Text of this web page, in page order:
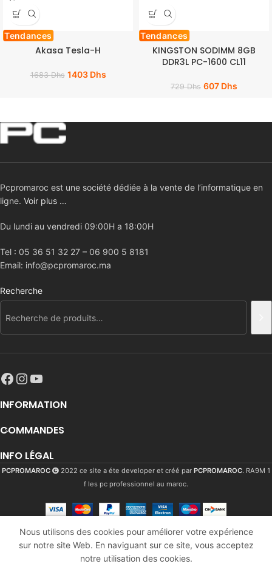
Tendances
Akasa Tesla-H
1683Dhs 1403 Dhs
Tendances
KINGSTON SODIMM 8GB
DDR3L PC-1600 CL11
729Dhs 607 Dhs
Pcpromaroc est une société dédiée à la vente de l’informatique en
ligne. Voir plus …
Du lundi au vendredi 09:00H a 18:00H
Tel : 05 36 51 32 27 – 06 900 5 8181
Email: info@pcpromaroc.ma
Recherche
INFORMATION
COMMANDES
INFO LÉGAL
PCPROMAROC 2022 ce site a éte developer et créé par PCPROMAROC. RA9M 1
f les pc professionnel au maroc.
Nous utilisons des cookies pour améliorer votre expérience
sur notre site Web. En naviguant sur ce site, vous acceptez
notre utilisation des cookies.
Seasonic
G12 GC
Series
1359 Dhs
1133Dhs
En
stock